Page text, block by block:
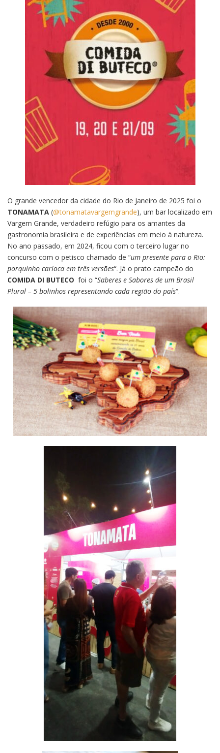
O grande vencedor da cidade do Rio de Janeiro de 2025 foi o
TONAMATA (@tonamatavargemgrande), um bar localizado em
Vargem Grande, verdadeiro refúgio para os amantes da
gastronomia brasileira e de experiências em meio à natureza.
No ano passado, em 2024, ficou com o terceiro lugar no
concurso com o petisco chamado de “um presente para o Rio:
porquinho carioca em três versões“. Já o prato campeão do
COMIDA DI BUTECO foi o “Saberes e Sabores de um Brasil
Plural – 5 bolinhos representando cada região do país“.